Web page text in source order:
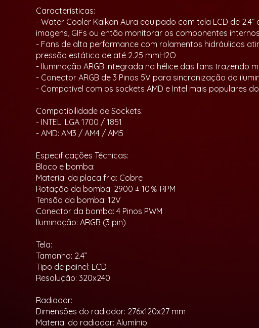
Características:
- Water Cooler Kalkan Aura equipado com tela LCD de
imagens, GIFs ou então monitorar os componentes internos
- Fans de alta performance com rolamentos hidráulicos
pressão estática de até 2.25 mmH2O
- Iluminação ARGB integrada na hélice das fans trazendo
- Conector ARGB de 3 Pinos 5V para sincronização da
- Compatível com os sockets AMD e Intel mais populares
Compatibilidade de Sockets:
- INTEL: LGA 1700 / 1851
- AMD: AM3 / AM4 / AM5
Especificações Técnicas:
Bloco e bomba:
Material da placa fria: Cobre
Rotação da bomba: 2900 ± 10％ RPM
Tensão da bomba: 12V
Conector da bomba: 4 Pinos PWM
Iluminação: ARGB (3 pin)
Tela:
Tamanho: 2.4”
Tipo de painel: LCD
Resolução: 320x240
Radiador:
Dimensões do radiador: 276x120x27 mm
Material do radiador: Alumínio